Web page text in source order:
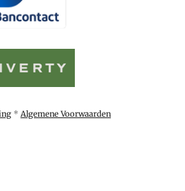
* Algemene Voorwaarden